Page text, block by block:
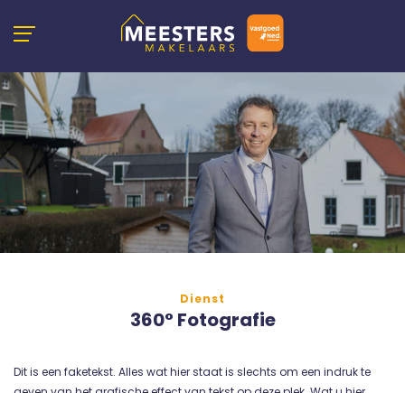
Dienst
360° Fotografie
Dit is een faketekst. Alles wat hier staat is slechts om een indruk te